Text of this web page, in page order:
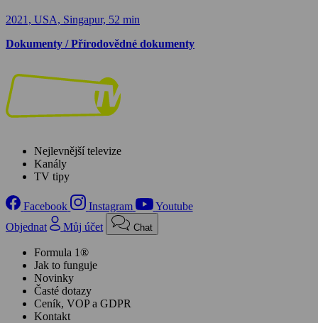
2021, USA, Singapur, 52 min
Dokumenty / Přírodovědné dokumenty
Nejlevnější televize
Kanály
TV tipy
Facebook Instagram
Youtube
Objednat
Můj účet Chat
Formula 1®
Jak to funguje
Novinky
Časté dotazy
Ceník, VOP a GDPR
Kontakt